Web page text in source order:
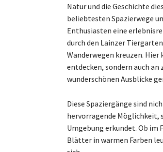
Natur und die Geschichte
beliebtesten Spazierwege
Enthusiasten eine
durch den Lainzer
Wanderwegen kreuzen. Hier
entdecken, sondern auch
wunderschönen Ausblicke
Diese Spaziergänge sind
hervorragende Möglichkeit,
Umgebung erkundet. Ob im
Blätter in warmen Farben